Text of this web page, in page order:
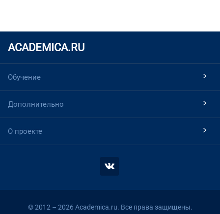
ACADEMICA.RU
Обучение
Дополнительно
О проекте
© 2012 – 2026 Academica.ru. Все права защищены.